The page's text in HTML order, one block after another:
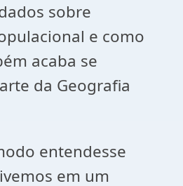
sobre
e como
acaba se
da Geografia
entendesse
em um